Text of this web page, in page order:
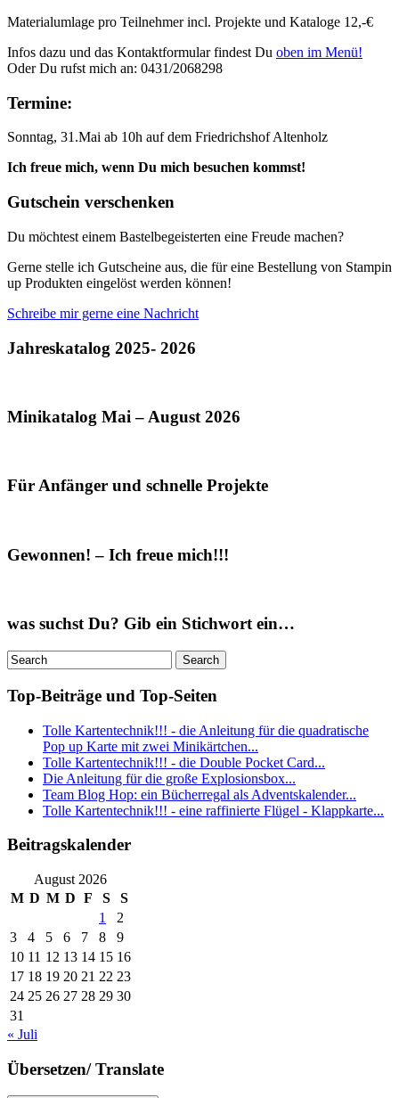
Materialumlage pro Teilnehmer incl. Projekte und Kataloge 12,-€
Infos dazu und das Kontaktformular findest Du oben im Menü!
Oder Du rufst mich an: 0431/2068298
Termine:
Sonntag, 31.Mai ab 10h auf dem Friedrichshof Altenholz
Ich freue mich, wenn Du mich besuchen kommst!
Gutschein verschenken
Du möchtest einem Bastelbegeisterten eine Freude machen?
Gerne stelle ich Gutscheine aus, die für eine Bestellung von Stampin
up Produkten eingelöst werden können!
Schreibe mir gerne eine Nachricht
Jahreskatalog 2025- 2026
Minikatalog Mai – August 2026
Für Anfänger und schnelle Projekte
Gewonnen! – Ich freue mich!!!
was suchst Du? Gib ein Stichwort ein…
Top-Beiträge und Top-Seiten
Tolle Kartentechnik!!! - die Anleitung für die quadratische
Pop up Karte mit zwei Minikärtchen...
Tolle Kartentechnik!!! - die Double Pocket Card...
Die Anleitung für die große Explosionsbox...
Team Blog Hop: ein Bücherregal als Adventskalender...
Tolle Kartentechnik!!! - eine raffinierte Flügel - Klappkarte...
Beitragskalender
August 2026
M D M D F S
S
1
2
3
4 5 6 7 8
9
10 11 12 13 14 15 16
17 18 19 20 21 22 23
24 25 26 27 28 29 30
31
« Juli
Übersetzen/ Translate